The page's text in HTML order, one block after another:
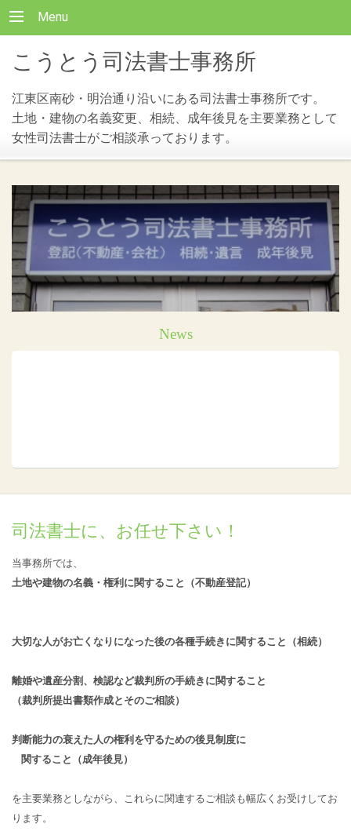
Menu
こうとう司法書士事務所
江東区南砂・明治通り沿いにある司法書士事務所です。
土地・建物の名義変更、相続、成年後見を主要業務として
女性司法書士がご相談承っております。
News
司法書士に、お任せ下さい！
当事務所では、
土地や建物の名義・権利に関すること（不動産登記）
大切な人がお亡くなりになった後の各種手続きに関すること（相続）
離婚や遺産分割、検認など裁判所の手続きに関すること
（裁判所提出書類作成とそのご相談）
判断能力の衰えた人の権利を守るための後見制度に
関すること（成年後見）
を主要業務としながら、これらに関連するご相談も幅広くお受けしてお
ります。